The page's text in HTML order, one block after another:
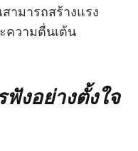
ามารถสร้างแรง
ความตื่นเต้น
งอย่างตั้งใจ